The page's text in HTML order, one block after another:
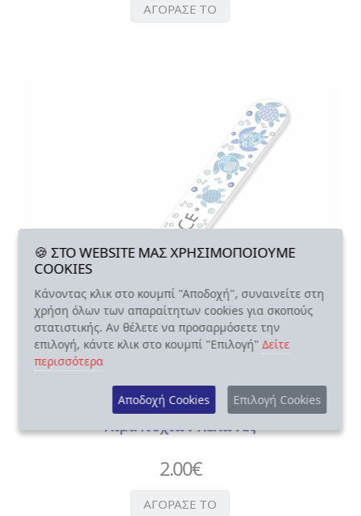
ΑΓΟΡΑΣΕ ΤΟ
Τουριστικά
Λίμα Νυχιών Χελώνες
2.00€
ΑΓΟΡΑΣΕ ΤΟ
🍪 ΣΤΟ WEBSITE ΜΑΣ ΧΡΗΣΙΜΟΠΟΙΟΥΜΕ
COOKIES
Κάνοντας κλικ στο κουμπί "Αποδοχή", συναινείτε στη
χρήση όλων των απαραίτητων cookies για σκοπούς
στατιστικής. Αν θέλετε να προσαρμόσετε την
επιλογή, κάντε κλικ στο κουμπί "Επιλογή"Δείτε
περισσότερα
Αποδοχή Cookies Επιλογή Cookies